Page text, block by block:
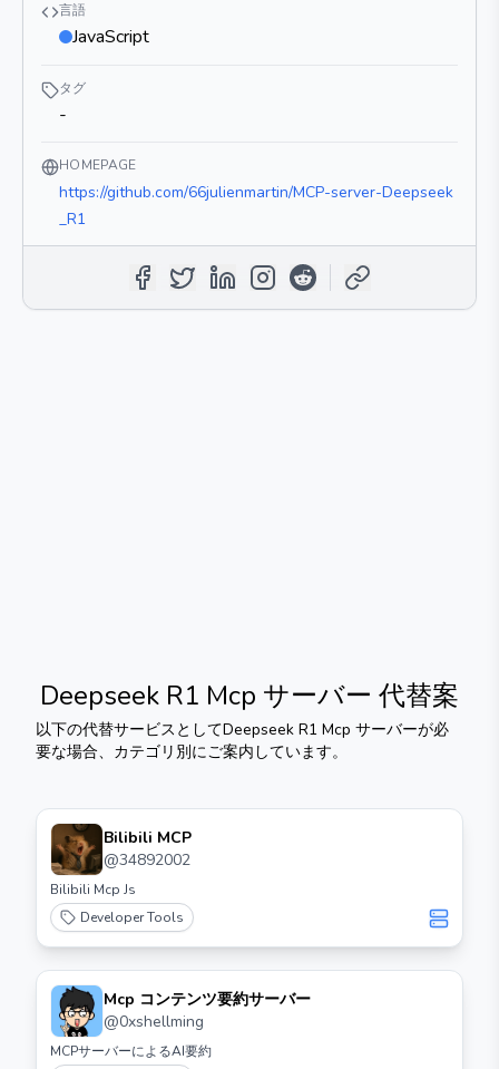
言語
JavaScript
タグ
-
HOMEPAGE
https://github.com/66julienmartin/MCP-server-Deepseek
_R1
Deepseek R1 Mcp サーバー 代替案
以下の代替サービスとしてDeepseek R1 Mcp サーバーが必
要な場合、カテゴリ別にご案内しています。
Bilibili MCP
@34892002
Bilibili Mcp Js
Developer Tools
Mcp コンテンツ要約サーバー
@0xshellming
MCPサーバーによるAI要約